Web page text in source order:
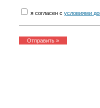
я согласен с условиями